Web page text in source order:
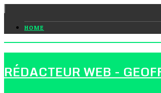
HOME
RÉDACTEUR WEB -